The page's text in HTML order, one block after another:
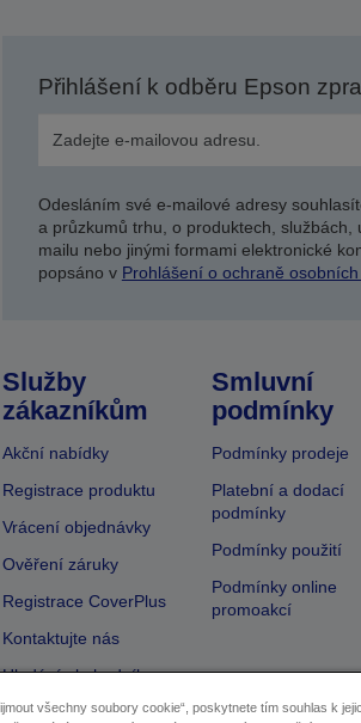
Přihlášení k odběru Epson
Odesláním své e-mailové adresy
a průzkumů trhu, o produktech,
mailu nebo jinými formami elektronické
popsáno v Prohlášení o ochraně
Služby
zákazníkům
Akční nabídky
Registrace produktu
Vrácení objednávky
Ověření záruky
Registrace CoverPlus
Kontaktujte nás
Hledání obchodníka
Smluvní
podmínky
Podmínky prodeje
Platební a dodací
podmínky
Podmínky použití
Podmínky online
promoakcí
všechny soubory cookie“, poskytnete tím souhlas k